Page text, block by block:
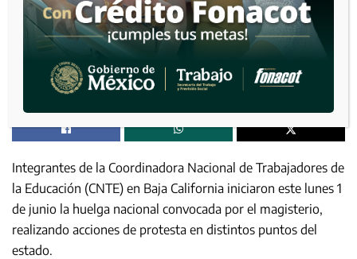
Integrantes de la Coordinadora Nacional de Trabajadores de
la Educación (CNTE) en Baja California iniciaron este lunes 1
de junio la huelga nacional convocada por el magisterio,
realizando acciones de protesta en distintos puntos del
estado.